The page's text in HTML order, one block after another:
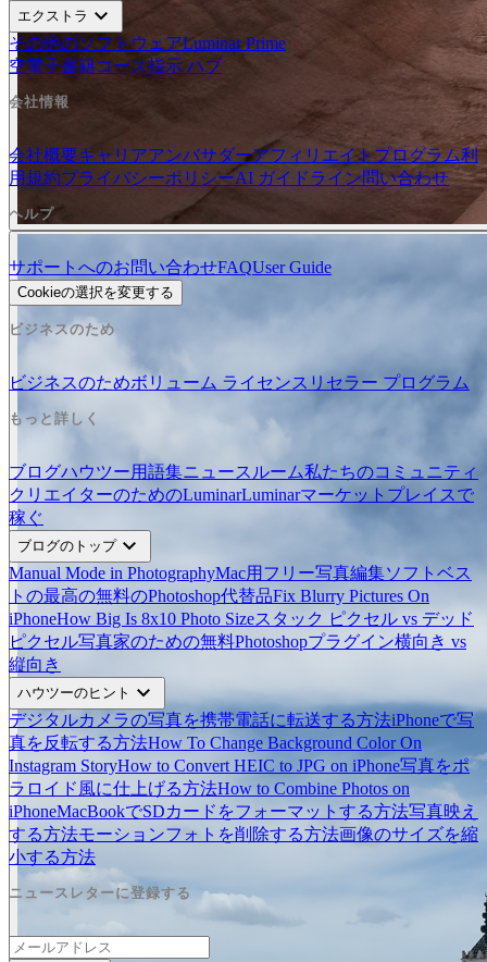
エクストラ expand_more
その他のソフトウェアLuminar Prime
空電子書籍コース指示 ハブ
会社情報
会社概要キャリアアンバサダーアフィリエイトプログラム利
用規約プライバシーポリシーAI ガイドライン問い合わせ
ヘルプ
サポートへのお問い合わせFAQUser Guide
Cookieの選択を変更する
ビジネスのため
ビジネスのためボリューム ライセンス リセラー プログラム
もっと詳しく
ブログハウツー用語集ニュースルーム私たちのコミュニティ
クリエイターのためのLuminarLuminarマーケットプレイスで
稼ぐ
ブログのトップexpand_more
Manual Mode in PhotographyMac用フリー写真編集ソフトベス
ト の最高の無料のPhotoshop代替品Fix Blurry Pictures On
iPhoneHow Big Is 8x10 Photo Sizeスタック ピクセル vs デッド
ピクセル写真家のための無料Photoshopプラグイン横向き vs
縦向き
ハウツーのヒント expand_more
デジタルカメラの写真を携帯電話に転送する方法iPhoneで写
真を反転する方法How To Change Background Color On
Instagram StoryHow to Convert HEIC to JPG on iPhone写真をポ
ラロイド風に仕上げる方法How to Combine Photos on
iPhoneMacBookでSDカードをフォーマットする方法写真映え
する方法モーションフォトを削除する方法画像のサイズを縮
小する方法
ニュースレターに登録する